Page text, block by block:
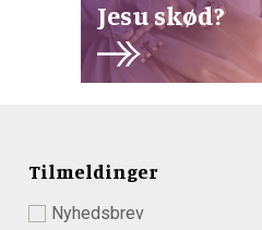
Jesu skød?
Tilmeldinger
Nyhedsbrev